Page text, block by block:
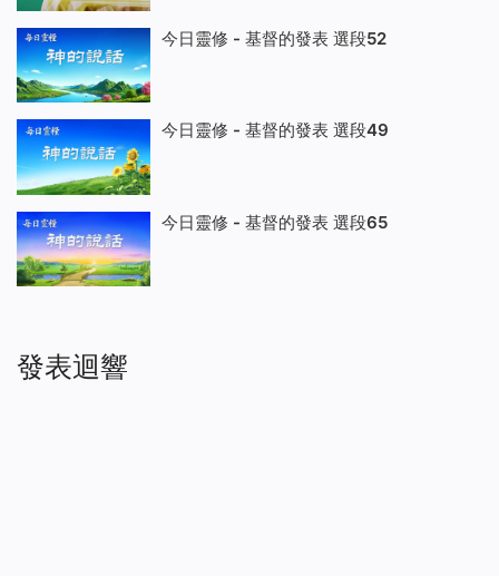
今日靈修 - 基督的發表 選段52
今日靈修 - 基督的發表 選段49
今日靈修 - 基督的發表 選段65
發表迴響